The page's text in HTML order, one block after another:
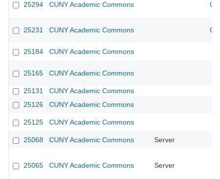
25294 CUNY Academic Commons
25231 CUNY Academic Commons
25184 CUNY Academic Commons
25165 CUNY Academic Commons
25131
CUNY Academic Commons
25126
CUNY Academic Commons
25125 CUNY Academic Commons
25068 CUNY Academic Commons Server
25065 CUNY Academic Commons Server